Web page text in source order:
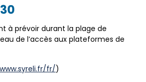
à prévoir durant la plage de
de l’accès aux plateformes de
fr/)